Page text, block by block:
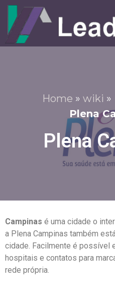
Home » wiki »
Plena
Plena
Campinas é uma cidade o
a Plena Campinas também
cidade. Facilmente é possível
hospitais e contatos para
rede própria.